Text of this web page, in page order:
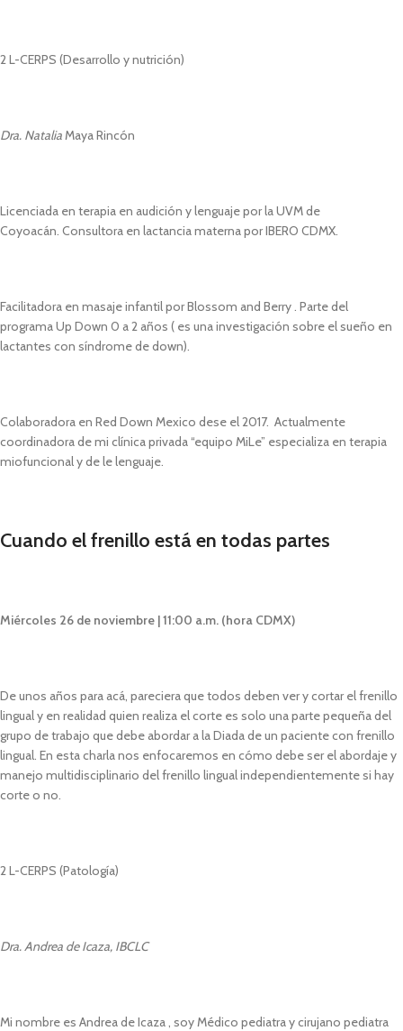
2 L-CERPS (Desarrollo y nutrición)
Dra. Natalia Maya Rincón
Licenciada en terapia en audición y lenguaje por la UVM de
Coyoacán. Consultora en lactancia materna por IBERO CDMX.
Facilitadora en masaje infantil por Blossom and Berry . Parte del
programa Up Down 0 a 2 años ( es una investigación sobre el sueño en
lactantes con síndrome de down).
Colaboradora en Red Down Mexico dese el 2017. Actualmente
coordinadora de mi clínica privada “equipo MiLe” especializa en terapia
miofuncional y de le lenguaje.
Cuando el frenillo está en todas partes
Miércoles 26 de noviembre | 11:00 a.m. (hora CDMX)
De unos años para acá, pareciera que todos deben ver y cortar el frenillo
lingual y en realidad quien realiza el corte es solo una parte pequeña del
grupo de trabajo que debe abordar a la Diada de un paciente con frenillo
lingual. En esta charla nos enfocaremos en cómo debe ser el abordaje y
manejo multidisciplinario del frenillo lingual independientemente si hay
corte o no.
2 L-CERPS (Patología)
Dra. Andrea de Icaza, IBCLC
Mi nombre es Andrea de Icaza , soy Médico pediatra y cirujano pediatra